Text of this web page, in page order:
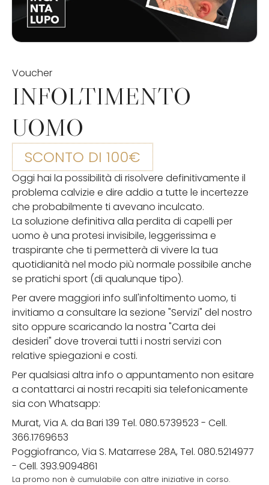
Voucher
INFOLTIMENTO
UOMO
SCONTO DI 100€
Oggi hai la possibilità di risolvere definitivamente il
problema calvizie e dire addio a tutte le incertezze
che probabilmente ti avevano inculcato.
La soluzione definitiva alla perdita di capelli per
uomo è una protesi invisibile, leggerissima e
traspirante che ti permetterà di vivere la tua
quotidianità nel modo più normale possibile anche
se pratichi sport (di qualunque tipo).
Per avere maggiori info sull'infoltimento uomo, ti
invitiamo a consultare la sezione "Servizi" del nostro
sito oppure scaricando la nostra "Carta dei
desideri" dove troverai tutti i nostri servizi con
relative spiegazioni e costi.
Per qualsiasi altra info o appuntamento non esitare
a contattarci ai nostri recapiti sia telefonicamente
sia con Whatsapp:
Murat, Via A. da Bari 139 Tel. 080.5739523 - Cell.
366.1769653
Poggiofranco, Via S. Matarrese 28A, Tel. 080.5214977
- Cell. 393.9094861
La promo non è cumulabile con altre iniziative in corso.